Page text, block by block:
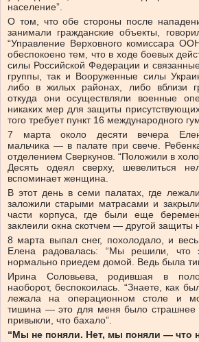
население”.
О том, что обе стороны после
занимали гражданские объекты,
“Управление Верховного комиссара
обеспокоено тем, что в ходе боевых
силы Российской Федерации и
группы, так и Вооруженные силы
либо в жилых районах, либо вблизи
откуда они осуществляли военные
никаких мер для защиты
того требует пункт 16 международного
7 марта около десяти вечера
мальчика — в палате при свече.
отделением Сверкунов. “Положили в
Десять одеял сверху, шевелиться
вспоминает женщина.
В этот день в семи палатах, где
заложили старыми матрасами и
части корпуса, где были еще
заклеили окна скотчем — другой защиты
8 марта выпал снег, похолодало, и
Елена радовалась: “Мы решили, что
нормально приедем домой. Ведь была
Ирина Соловьева, родившая в
наоборот, беспокоилась. “Знаете, как
лежала на операционном столе и
тишина — это для меня было страшнее
привыкли, что бахало”.
“Мы не поняли. Нет, мы поняли — что